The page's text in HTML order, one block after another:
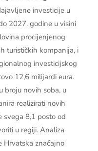
investicije u
2027. godine u visini
procijenjenog
turističkih kompanija, i
investicijskog
12,6 milijardi eura.
broju novih soba, u
realizirati novih
svega 8,1 posto od
u regiji. Analiza
Hrvatska značajno